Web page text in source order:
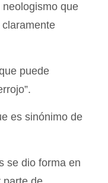
que
puede
es sinónimo de
se dio forma en